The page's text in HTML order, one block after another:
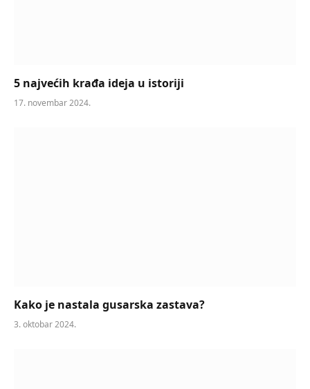
5 najvećih krađa ideja u istoriji
17. novembar 2024.
Kako je nastala gusarska zastava?
3. oktobar 2024.